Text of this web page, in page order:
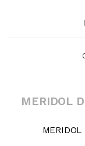
MERIDOL